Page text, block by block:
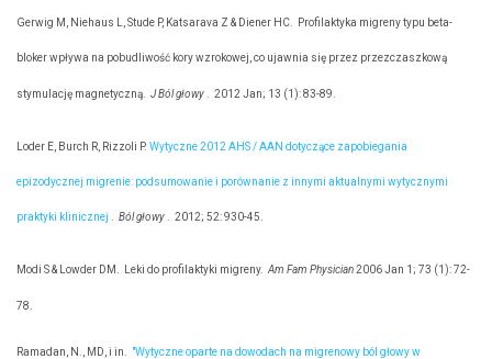
Gerwig M, Niehaus L, Stude P, Katsarava Z & Diener HC. Profilaktyka migreny typu beta-
bloker wpływa na pobudliwość kory wzrokowej, co ujawnia się przez przezczaszkową
stymulację magnetyczną. J Ból głowy 2012 Jan; 13 (1): 83-89.
Loder E, Burch R, Rizzoli P. Wytyczne 2012 AHS / AAN dotyczące zapobiegania
epizodycznej migrenie: podsumowanie i porównanie z innymi aktualnymi wytycznymi
praktyki klinicznej . Ból głowy. 2012; 52: 930-45.
Modi S & Lowder DM. Leki do profilaktyki migreny. Am Fam Physician2006 Jan 1; 73 (1): 72-
78.
Ramadan, N., MD, i in. "Wytyczne oparte na dowodach na migrenowy ból głowy w